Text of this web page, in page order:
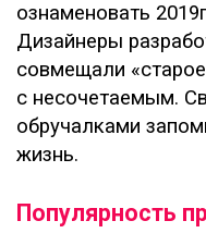
ознаменовать
Дизайнеры
совмещали
с несочетаемым.
обручалками
жизнь.
Популярность